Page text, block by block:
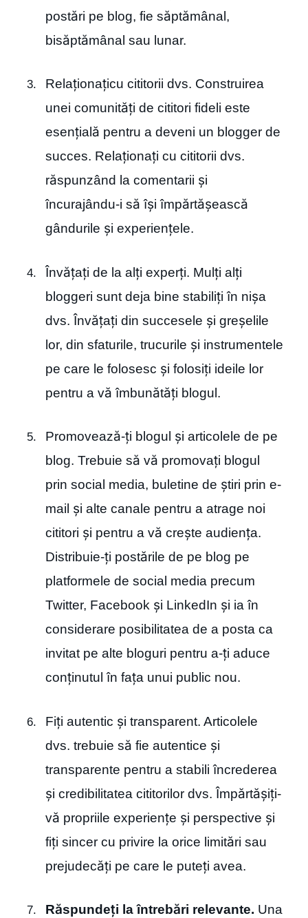
postări pe blog, fie săptămânal,
bisăptămânal sau lunar.
Relaționațicu cititorii dvs. Construirea
unei comunități de cititori fideli este
esențială pentru a deveni un blogger de
succes. Relaționați cu cititorii dvs.
răspunzând la comentarii și
încurajându-i să își împărtășească
gândurile și experiențele.
Învățați de la alți experți. Mulți alți
bloggeri sunt deja bine stabiliți în nișa
dvs. Învățați din succesele și greșelile
lor, din sfaturile, trucurile și instrumentele
pe care le folosesc și folosiți ideile lor
pentru a vă îmbunătăți blogul.
Promovează-ți blogul și articolele de pe
blog. Trebuie să vă promovați blogul
prin social media, buletine de știri prin e-
mail și alte canale pentru a atrage noi
cititori și pentru a vă crește audiența.
Distribuie-ți postările de pe blog pe
platformele de social media precum
Twitter, Facebook și LinkedIn și ia în
considerare posibilitatea de a posta ca
invitat pe alte bloguri pentru a-ți aduce
conținutul în fața unui public nou.
Fiți autentic și transparent. Articolele
dvs. trebuie să fie autentice și
transparente pentru a stabili încrederea
și credibilitatea cititorilor dvs. Împărtășiți-
vă propriile experiențe și perspective și
fiți sincer cu privire la orice limitări sau
prejudecăți pe care le puteți avea.
Răspundeți la întrebări relevante. Una